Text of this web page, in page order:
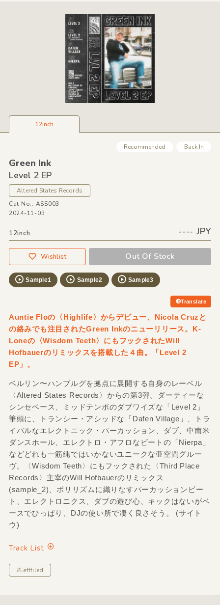
12inch
Recommended Back In
Green Ink
Level 2 EP
Altered States Records
Cat No.: ASS003
2024-11-03
12inch ---- JPY
Wishlist Out Of Stock
Sample1 Sample2 Sample3
Translate
Auntie Floの〈Highlife〉からデビュー、Nicola Cruzと
の絡みでも注目されたGreen Inkのニューリリース。K-
Loneの〈Wisdom Teeth〉にもフックされたWill
Hofbauerのリミックスを搭載した４曲。「Level 2
EP」。
ベルリン〜ハンブルグを拠点に展開する自身のレーベル
〈Altered States Records〉からの第3弾。ダーティーな
シンセベース、ミッドテンポのダブワイズな「Level 2」
筆頭に、トランシー・アシッドな「Dafen Village」、トラ
イバルなエレクトニック・パーカッション、ダブ、中南米
ダンスホール、エレクトロ・アフロなビートの「Nierpa」
などどれも一筋縄ではいかないユニークな亜空間グルー
ヴ。〈Wisdom Teeth〉にもフックされた〈Third Place
Records〉主宰のWill Hofbauerのリミックス
(sample_2)、ポリリズムに織りなすパーカッションビー
ト、エレクトロニクス、ダブの遊び心、キックはないがベ
ースでひっぱり、DJの使い所で凄く良さそう。 (サイト
ウ)
Track List
#Leftfiled